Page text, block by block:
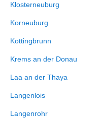
Klosterneuburg
Korneuburg
Kottingbrunn
Krems an der Donau
Laa an der Thaya
Langenlois
Langenrohr